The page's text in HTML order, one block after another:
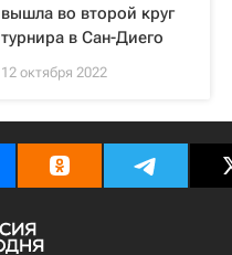
вышла во второй круг
турнира в Сан-Диего
12 октября 2022